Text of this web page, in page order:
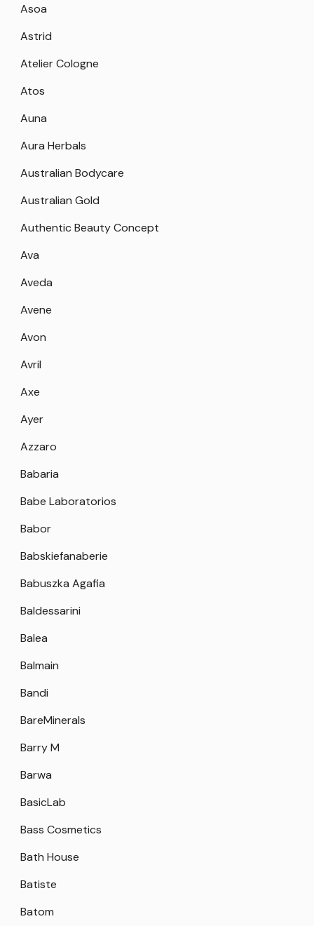
Asoa
Astrid
Atelier Cologne
Atos
Auna
Aura Herbals
Australian Bodycare
Australian Gold
Authentic Beauty Concept
Ava
Aveda
Avene
Avon
Avril
Axe
Ayer
Azzaro
Babaria
Babe Laboratorios
Babor
Babskiefanaberie
Babuszka Agafia
Baldessarini
Balea
Balmain
Bandi
BareMinerals
Barry M
Barwa
BasicLab
Bass Cosmetics
Bath House
Batiste
Batom